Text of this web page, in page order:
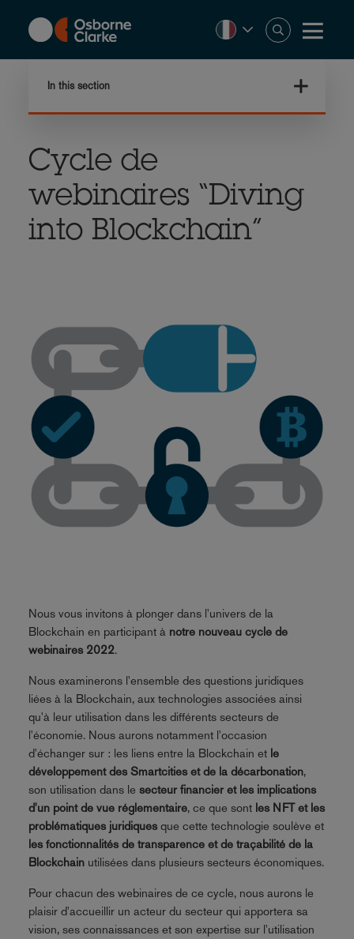
content
In this section
Cycle de
webinaires “Diving
into Blockchain”
Nous vous invitons à plonger dans l'univers de la
Blockchain en participant à notre nouveau cycle de
webinaires 2022.
Nous examinerons l'ensemble des questions juridiques
liées à la Blockchain, aux technologies associées ainsi
qu'à leur utilisation dans les différents secteurs de
l'économie. Nous aurons notamment l'occasion
d'échanger sur : les liens entre la Blockchain et le
développement des Smartcities et de la décarbonation,
son utilisation dans le secteur financier et les implications
d'un point de vue réglementaire, ce que sont les NFT et les
problématiques juridiquesque cette technologie soulève et
les fonctionnalités de transparence et de traçabilité de la
Blockchainutilisées dans plusieurs secteurs économiques.
Pour chacun des webinaires de ce cycle, nous aurons le
plaisir d'accueillir un acteur du secteur qui apportera sa
vision, ses connaissances et son expertise sur l'utilisation